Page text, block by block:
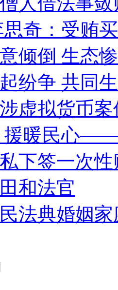
思奇：受贿
倾倒 生态
纷争 共同
虚拟货币
援暖民心
下签一次
和法官
法典婚姻